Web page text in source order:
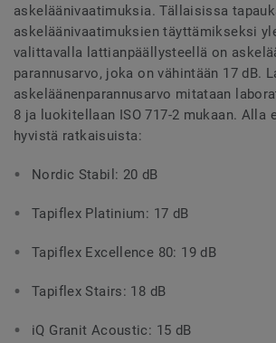
askeläänivaatimuksia. Tällaisissa
askeläänivaatimuksien täyttämikseksi
valittavalla lattianpäällysteellä on
parannusarvo, joka on vähintään 17 dB.
askeläänenparannusarvo mitataan
8 ja luokitellaan ISO 717-2 mukaan. Alla
hyvistä ratkaisuista:
Nordic Stabil: 20 dB
Tapiflex Platinium: 17 dB
Tapiflex Excellence 80: 19 dB
Tapiflex Stairs: 18 dB
iQ Granit Acoustic: 15 dB